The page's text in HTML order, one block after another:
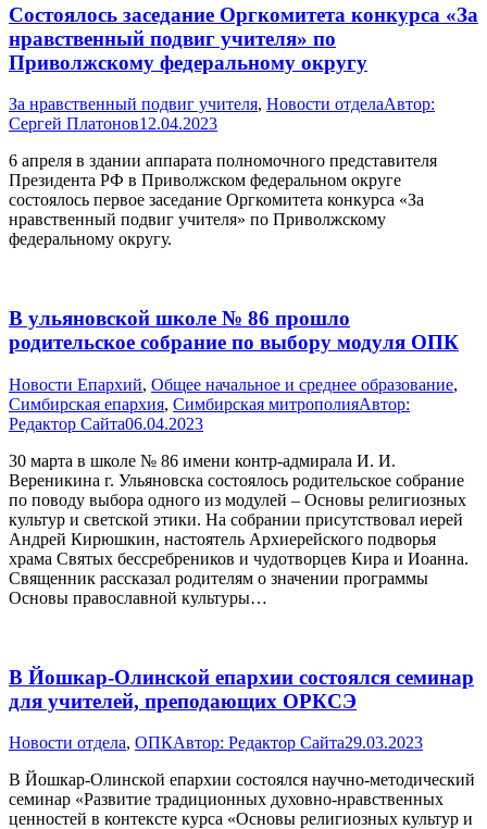
Состоялось заседание Оргкомитета конкурса «За
нравственный подвиг учителя» по
Приволжскому федеральному округу
За нравственный подвиг учителя, Новости отделаАвтор:
Сергей Платонов12.04.2023
6 апреля в здании аппарата полномочного представителя
Президента РФ в Приволжском федеральном округе
состоялось первое заседание Оргкомитета конкурса «За
нравственный подвиг учителя» по Приволжскому
федеральному округу.
В ульяновской школе № 86 прошло
родительское собрание по выбору модуля ОПК
Новости Епархий, Общее начальное и среднее образование,
Симбирская епархия, Симбирская митрополияАвтор:
Редактор Сайта06.04.2023
30 марта в школе № 86 имени контр-адмирала И. И.
Вереникина г. Ульяновска состоялось родительское собрание
по поводу выбора одного из модулей – Основы религиозных
культур и светской этики. На собрании присутствовал иерей
Андрей Кирюшкин, настоятель Архиерейского подворья
храма Святых бессребреников и чудотворцев Кира и Иоанна.
Священник рассказал родителям о значении программы
Основы православной культуры…
В Йошкар-Олинской епархии состоялся семинар
для учителей, преподающих ОРКСЭ
Новости отдела, ОПКАвтор: Редактор Сайта29.03.2023
В Йошкар-Олинской епархии состоялся научно-методический
семинар «Развитие традиционных духовно-нравственных
ценностей в контексте курса «Основы религиозных культур и